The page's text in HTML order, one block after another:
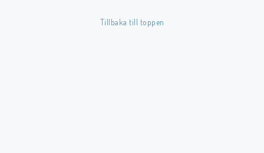
Tillbaka till toppen